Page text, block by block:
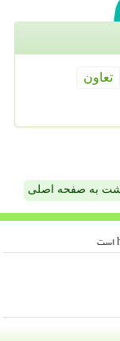
تعاون
به صفحه اصلی